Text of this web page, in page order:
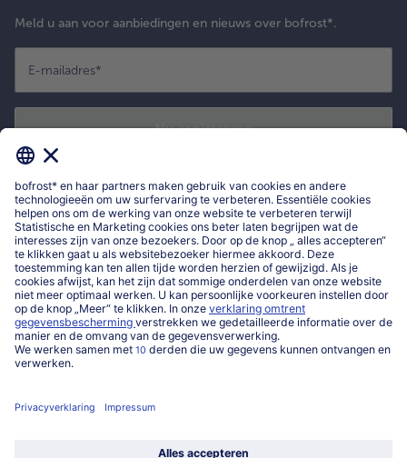
Meld u aan voor aanbiedingen en nieuws over bofrost*.
E-mailadres*
*Ik bevestig dat ik me wil inschrijven voor de bofrost* nieuwsbrief om
ontvangen. Ik heb kennisgenomen vanprivacyverklaringen de
voorwaardenvan bofrost*.
Nu registreren
Mijn bofrost*
www.bofrost.be
service@bofrost.be
016 98 1919